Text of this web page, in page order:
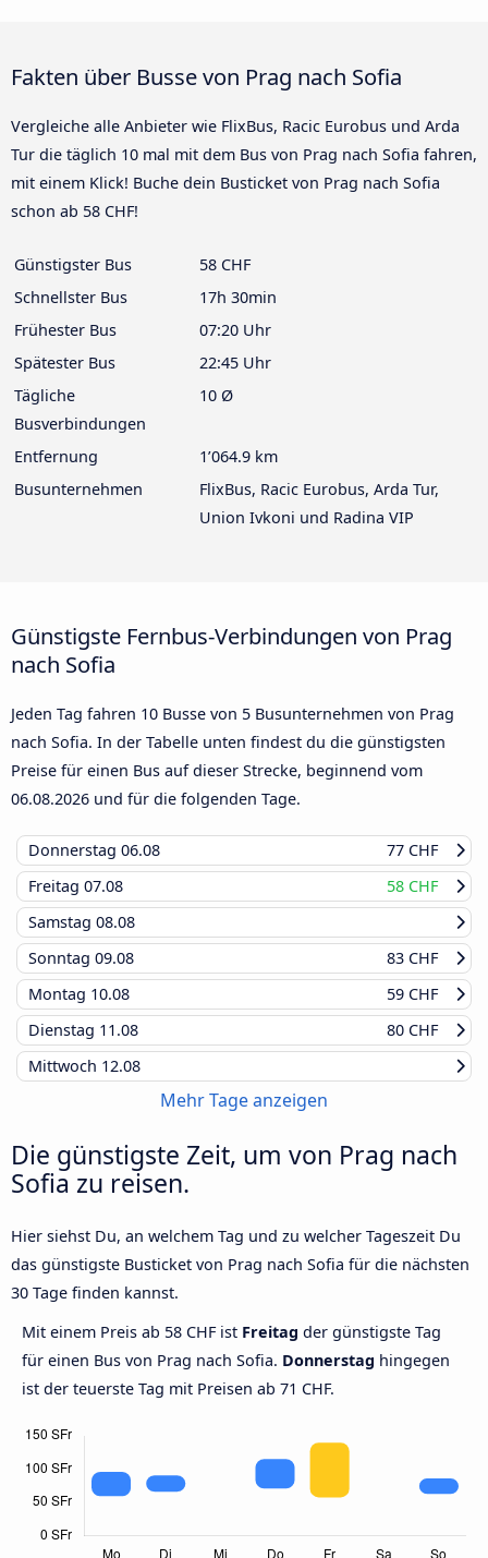
Fakten über Busse von Prag nach Sofia
Vergleiche alle Anbieter wie FlixBus, Racic Eurobus und Arda
Tur die täglich 10 mal mit dem Bus von Prag nach Sofia fahren,
mit einem Klick! Buche dein Busticket von Prag nach Sofia
schon ab 58 CHF!
Günstigster Bus
58 CHF
Schnellster Bus
17h 30min
Frühester Bus
07:20 Uhr
Spätester Bus
22:45 Uhr
Tägliche
Busverbindungen
10 Ø
Entfernung
1’064.9 km
Busunternehmen
FlixBus, Racic Eurobus, Arda Tur,
Union Ivkoni und Radina VIP
Günstigste Fernbus-Verbindungen von Prag
nach Sofia
Jeden Tag fahren 10 Busse von 5 Busunternehmen von Prag
nach Sofia. In der Tabelle unten findest du die günstigsten
Preise für einen Bus auf dieser Strecke, beginnend vom
06.08.2026 und für die folgenden Tage.
Donnerstag 06.08
77 CHF
Freitag 07.08
58 CHF
Samstag 08.08
Sonntag 09.08
83 CHF
Montag 10.08
59 CHF
Dienstag 11.08
80 CHF
Mittwoch 12.08
Mehr Tage anzeigen
Die günstigste Zeit, um von Prag nach
Sofia zu reisen.
Hier siehst Du, an welchem Tag und zu welcher Tageszeit Du
das günstigste Busticket von Prag nach Sofia für die nächsten
30 Tage finden kannst.
Mit einem Preis ab 58 CHF ist Freitag der günstigste Tag
für einen Bus von Prag nach Sofia. Donnerstag hingegen
ist der teuerste Tag mit Preisen ab 71 CHF.